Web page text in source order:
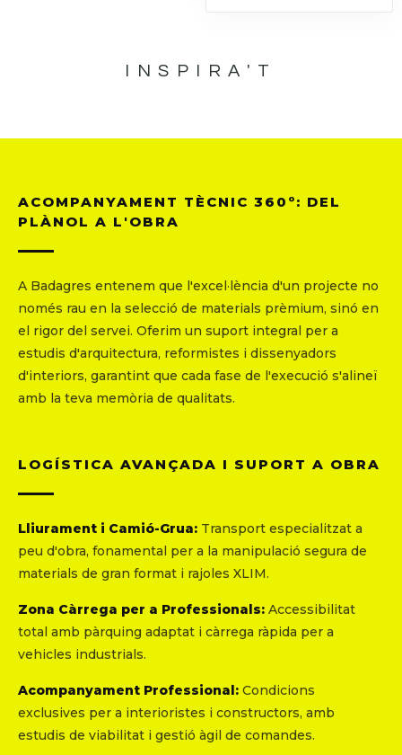
INSPIRA'T
ACOMPANYAMENT TÈCNIC 360º: DEL
PLÀNOL A L'OBRA
A Badagres entenem que l'excel·lència d'un projecte no
només rau en la selecció de materials prèmium, sinó en
el rigor del servei. Oferim un suport integral per a
estudis d'arquitectura, reformistes i dissenyadors
d'interiors, garantint que cada fase de l'execució s'alineï
amb la teva memòria de qualitats.
LOGÍSTICA AVANÇADA I SUPORT A OBRA
Lliurament i Camió-Grua: Transport especialitzat a
peu d'obra, fonamental per a la manipulació segura de
materials de gran format i rajoles XLIM.
Zona Càrrega per a Professionals: Accessibilitat
total amb pàrquing adaptat i càrrega ràpida per a
vehicles industrials.
Acompanyament Professional: Condicions
exclusives per a interioristes i constructors, amb
estudis de viabilitat i gestió àgil de comandes.